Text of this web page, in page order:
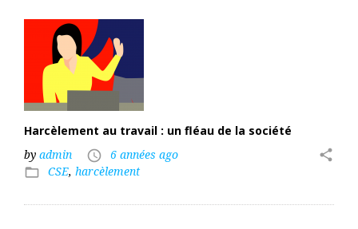
S
Harcèlement au travail : un fléau de la société
by admin access_time 6 années ago
folder_open CSE, harcèlement
share